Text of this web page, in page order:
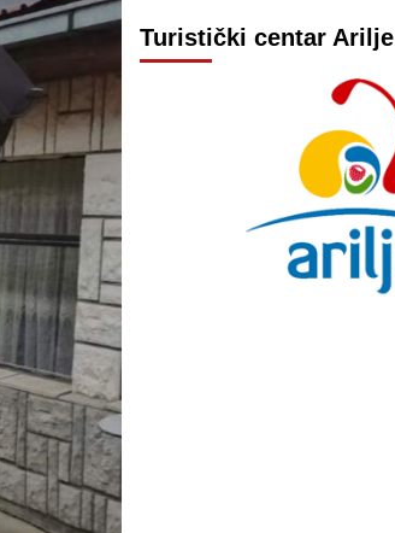
Turistički centar Arilje